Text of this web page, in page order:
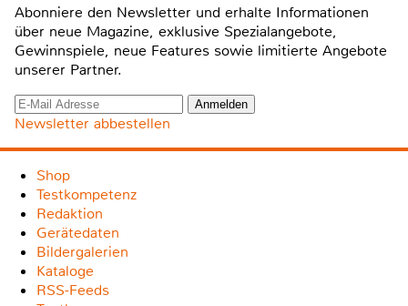
Abonniere den Newsletter und erhalte Informationen
über neue Magazine, exklusive Spezialangebote,
Gewinnspiele, neue Features sowie limitierte Angebote
unserer Partner.
Newsletter abbestellen
Shop
Testkompetenz
Redaktion
Gerätedaten
Bildergalerien
Kataloge
RSS-Feeds